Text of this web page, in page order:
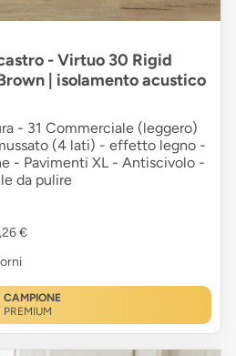
- Virtuo 30 Rigid
| isolamento acustico
- 31 Commerciale (leggero)
(4 lati) - effetto legno -
- Pavimenti XL - Antiscivolo -
da pulire
€
CAMPIONE
PREMIUM